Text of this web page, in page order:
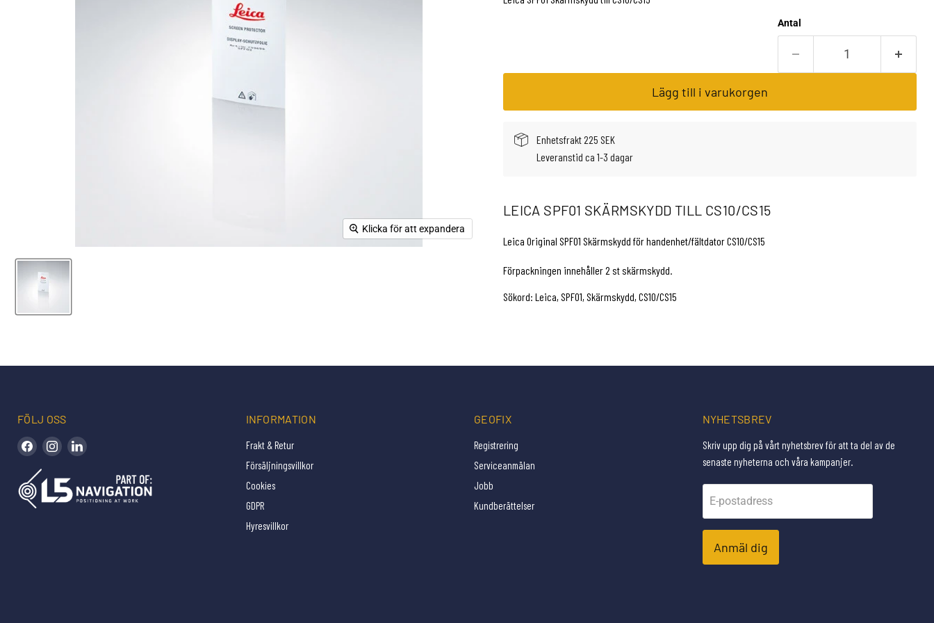
Klicka för att expandera
Antal
Lägg till i varukorgen
Enhetsfrakt 225 SEK
Leveranstid ca 1-3 dagar
LEICA SPF01 SKÄRMSKYDD TILL CS10/CS15
Leica Original SPF01 Skärmskydd för handenhet/fältdator CS10/CS15
Förpackningen innehåller 2 st skärmskydd.
Sökord: Leica, SPF01, Skärmskydd, CS10/CS15
FÖLJ OSS
Hitta oss på Facebook
Hitta oss på Instagram
INFORMATION
Frakt & Retur
Försäljningsvillkor
Cookies
GDPR
Hyresvillkor
GEOFIX
Registrering
Serviceanmälan
Jobb
Kundberättelser
NYHETSBREV
Skriv upp dig på vårt nyhetsbrev för att ta del av de
senaste nyheterna och våra kampanjer.
E-postadress
Anmäl dig